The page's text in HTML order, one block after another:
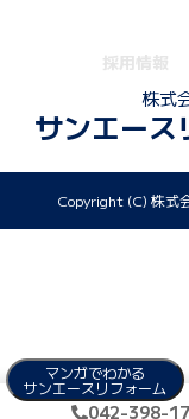
株式
サンエース
Copyright (C) 株式
042-398-
マンガでわかる
サンエースリフォーム